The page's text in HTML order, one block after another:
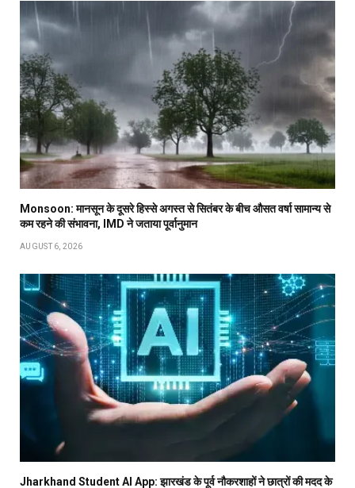
Monsoon: मानसून के दूसरे हिस्से अगस्त से सितंबर के बीच औसत वर्षा सामान्य से
कम रहने की संभावना, IMD ने जताया पूर्वानुमान
AUGUST 6, 2026
Jharkhand Student AI App: झारखंड के पूर्व नौकरशाहों ने छात्रों की मदद के